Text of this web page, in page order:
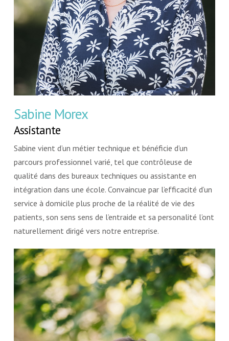
Sabine Morex
Assistante
Sabine vient d’un métier technique et bénéficie d’un
parcours professionnel varié, tel que contrôleuse de
qualité dans des bureaux techniques ou assistante en
intégration dans une école. Convaincue par l’efficacité d’un
service à domicile plus proche de la réalité de vie des
patients, son sens sens de l’entraide et sa personalité l’ont
naturellement dirigé vers notre entreprise.